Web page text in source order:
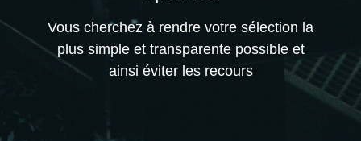
Vous cherchez à rendre votre sélection la
plus simple et transparente possible et
ainsi éviter les recours